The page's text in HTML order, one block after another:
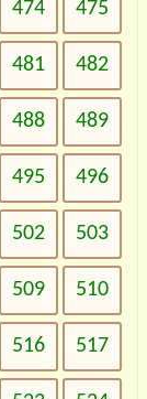
474 475
481 482
488 489
495 496
502 503
509 510
516 517